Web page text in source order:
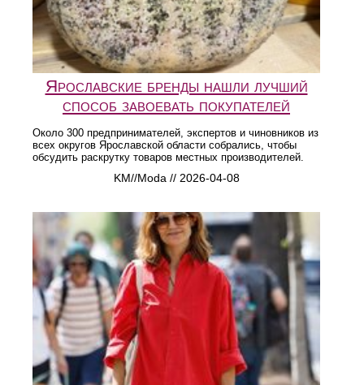
Ярославские бренды нашли лучший
способ завоевать покупателей
Около 300 предпринимателей, экспертов и чиновников из
всех округов Ярославской области собрались, чтобы
обсудить раскрутку товаров местных производителей.
KM//Moda // 2026-04-08